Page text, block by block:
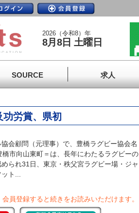
2026（令和8）年
8月8日 土曜日
SOURCE 求人
労賞、県初
会顧問（元理事）で、豊橋ラグビー協会名
市向山東町＝は、長年にわたるラグビーの
られ31日、東京・秩父宮ラグビー場・ジャ
ト...
会員登録すると続きをお読みいただけます。